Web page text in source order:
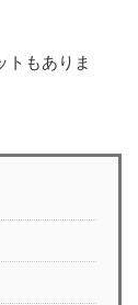
トもありま